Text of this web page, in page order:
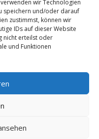
wir Technologien
speichern und/oder darauf
zustimmst, können wir
IDs auf dieser Website
nicht erteilst oder
und Funktionen
Fachanwalt für
– Schon 32